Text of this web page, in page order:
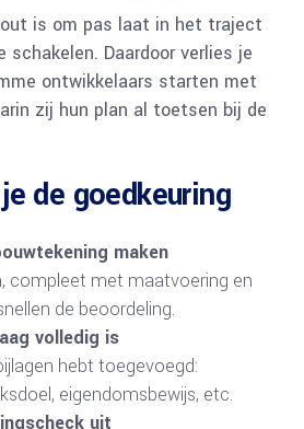
is om pas laat in het traject
Daardoor verlies je
ontwikkelaars starten met
zij hun plan al toetsen bij de
de goedkeuring
maken
compleet met maatvoering en
de beoordeling.
volledig is
hebt toegevoegd:
eigendomsbewijs, etc.
uit